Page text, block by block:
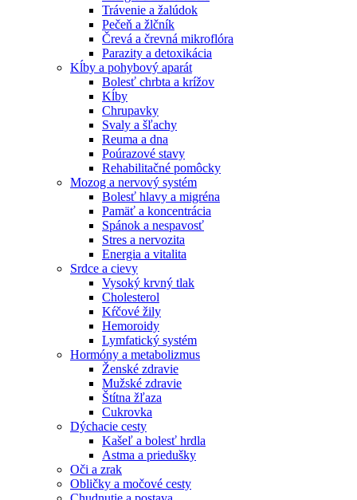
Trávenie a žalúdok
Pečeň a žlčník
Črevá a črevná mikroflóra
Parazity a detoxikácia
Kĺby a pohybový aparát
Bolesť chrbta a krížov
Kĺby
Chrupavky
Svaly a šľachy
Reuma a dna
Poúrazové stavy
Rehabilitačné pomôcky
Mozog a nervový systém
Bolesť hlavy a migréna
Pamäť a koncentrácia
Spánok a nespavosť
Stres a nervozita
Energia a vitalita
Srdce a cievy
Vysoký krvný tlak
Cholesterol
Kŕčové žily
Hemoroidy
Lymfatický systém
Hormóny a metabolizmus
Ženské zdravie
Mužské zdravie
Štítna žľaza
Cukrovka
Dýchacie cesty
Kašeľ a bolesť hrdla
Astma a priedušky
Oči a zrak
Obličky a močové cesty